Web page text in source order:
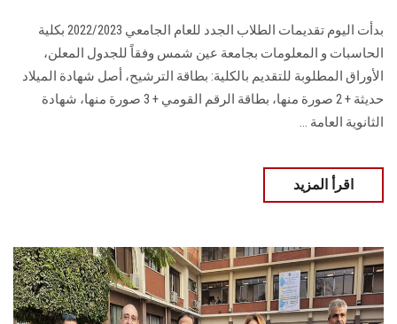
بدأت اليوم تقديمات الطلاب الجدد للعام الجامعي 2022/2023 بكلية
الحاسبات و المعلومات بجامعة عين شمس وفقاً للجدول المعلن،
الأوراق المطلوبة للتقديم بالكلية: بطاقة الترشيح، أصل شهادة الميلاد
حديثة + 2 صورة منها، بطاقة الرقم القومي + 3 صورة منها، شهادة
الثانوية العامة ...
اقرأ المزيد